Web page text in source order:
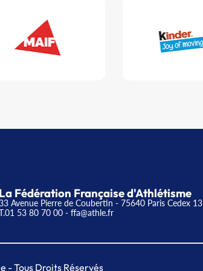
La Fédération Française d'Athlétisme
Avenue Pierre de Coubertin - 75640 Paris Cedex 13
53 80 70 00 - ffa@athle.fr
- Tous Droits Réservés